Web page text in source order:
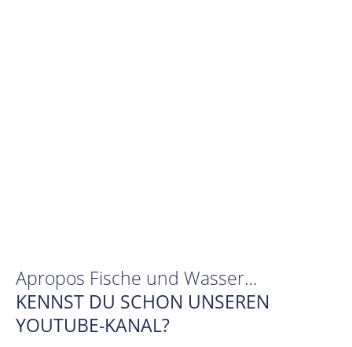
Apropos Fische und Wasser…
KENNST DU SCHON UNSEREN
YOUTUBE-KANAL?